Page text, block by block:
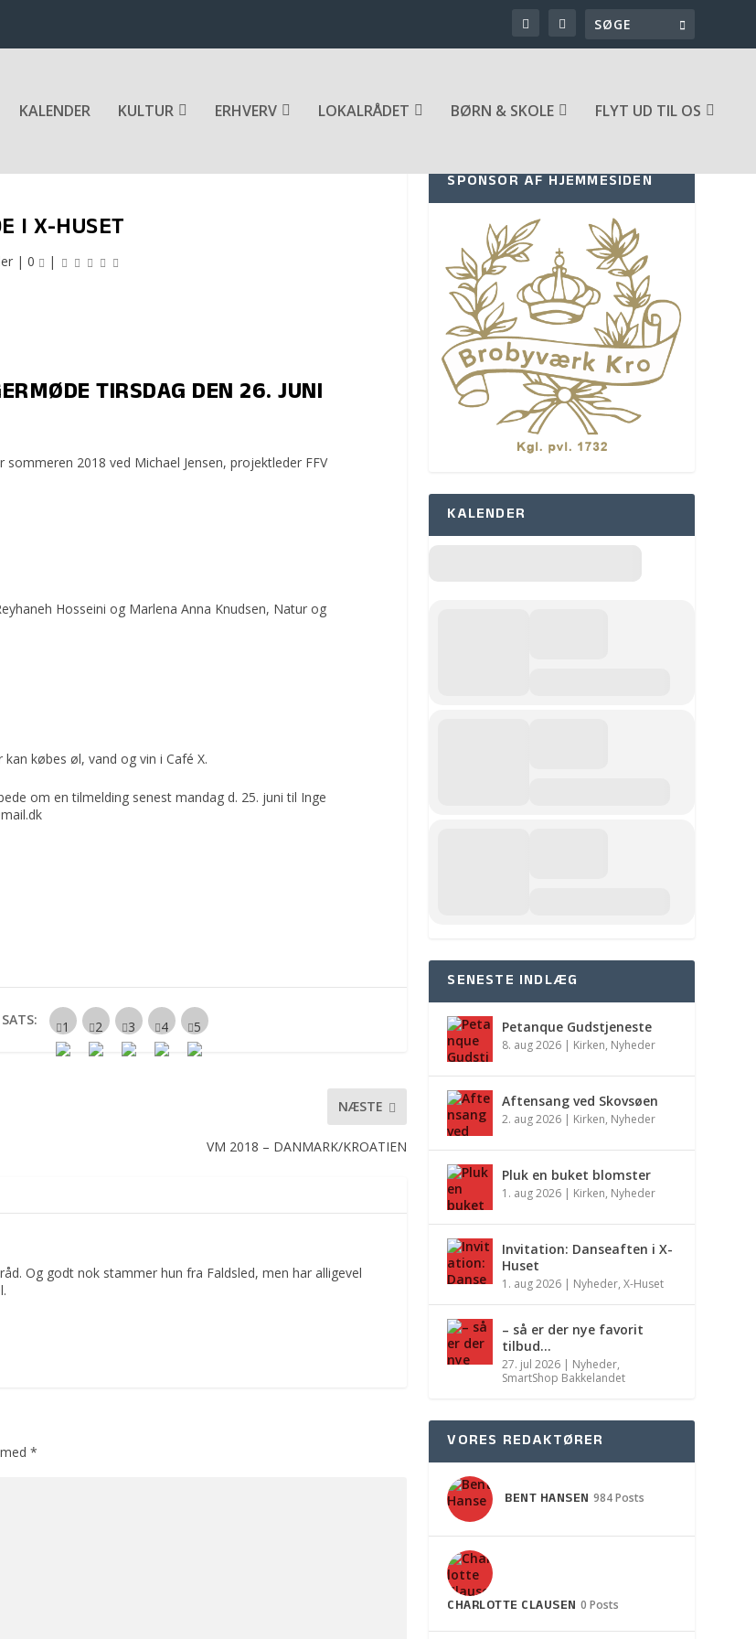
KALENDER KULTUR ERHVERV LOKALRÅDET BØRN & SKOLE FLYT UD TIL OS
I X-HUSET
|0 |
TIRSDAG DEN 26. JUNI
2018 ved Michael Jensen, projektleder FFV
Hosseini og Marlena Anna Knudsen, Natur og
købes øl, vand og vin i Café X.
om en tilmelding senest mandag d. 25. juni til Inge
SATS:
NÆSTE
VM 2018 – DANMARK/KROATIEN
Og godt nok stammer hun fra Faldsled, men har alligevel
*
SPONSOR AF HJEMMESIDEN
KALENDER
SENESTE INDLÆG
Petanque Gudstjeneste
8. aug 2026 | Kirken, Nyheder
Aftensang ved Skovsøen
2. aug 2026 | Kirken, Nyheder
Pluk en buket blomster
1. aug 2026 | Kirken, Nyheder
Invitation: Danseaften i X-
Huset
1. aug 2026 | Nyheder,X-Huset
– så er der nye favorit
tilbud…
27. jul 2026 | Nyheder,
SmartShop Bakkelandet
VORES REDAKTØRER
BENT HANSEN 984 Posts
CHARLOTTE CLAUSEN 0 Posts